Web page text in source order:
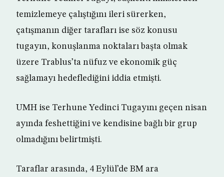
temizlemeye çalıştığını ileri sürerken,
çatışmanın diğer tarafları ise söz konusu
tugayın, konuşlanma noktaları başta olmak
üzere Trablus’ta nüfuz ve ekonomik güç
sağlamayı hedeflediğini iddia etmişti.
UMH ise Terhune Yedinci Tugayını geçen nisan
ayında feshettiğini ve kendisine bağlı bir grup
olmadığını belirtmişti.
Taraflar arasında, 4 Eylül’de BM ara